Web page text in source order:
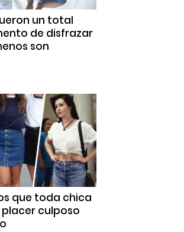
un total
de disfrazar
son
que toda chica
placer culposo